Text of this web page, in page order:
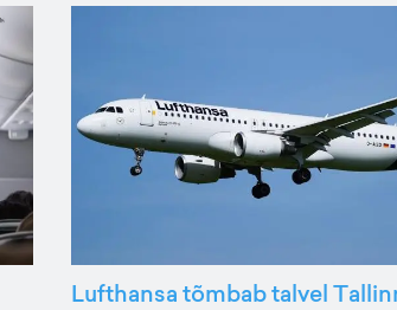
Lufthansa tõmbab talvel